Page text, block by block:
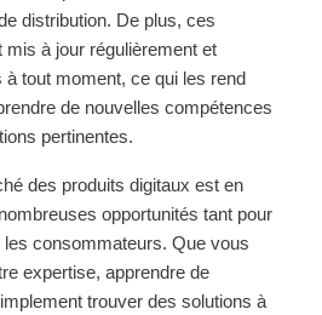
distribution. De plus, ces
à jour régulièrement et
à tout moment, ce qui les rend
de nouvelles compétences
pertinentes.
des produits digitaux est en
opportunités tant pour
consommateurs. Que vous
expertise, apprendre de
trouver des solutions à